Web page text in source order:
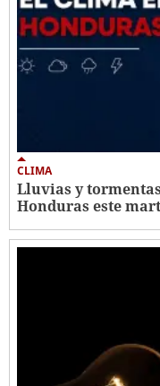
CLIMA
Lluvias y
Honduras este